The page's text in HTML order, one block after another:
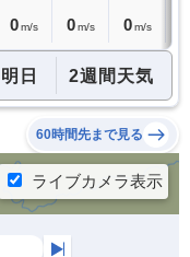
0 m/s 0 m/s 0 m/s
日 2週間天気
60時間先まで見る